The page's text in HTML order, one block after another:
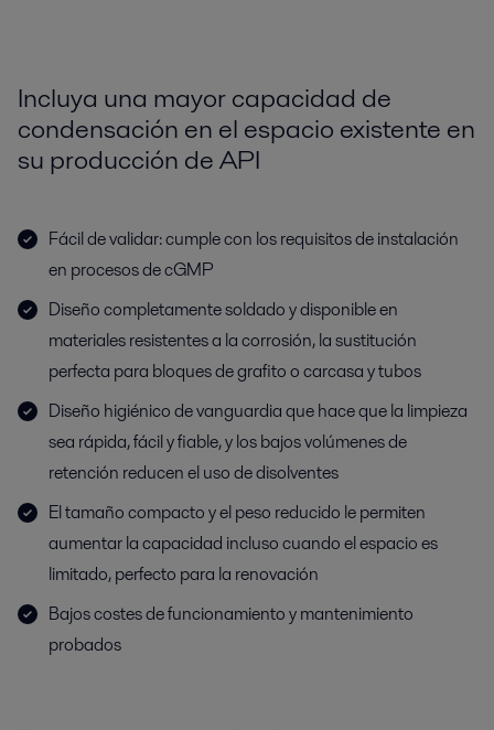
Incluya una mayor capacidad de
condensación en el espacio existente en
su producción de API
Fácil de validar: cumple con los requisitos de instalación
en procesos de cGMP
Diseño completamente soldado y disponible en
materiales resistentes a la corrosión, la sustitución
perfecta para bloques de grafito o carcasa y tubos
Diseño higiénico de vanguardia que hace que la limpieza
sea rápida, fácil y fiable, y los bajos volúmenes de
retención reducen el uso de disolventes
El tamaño compacto y el peso reducido le permiten
aumentar la capacidad incluso cuando el espacio es
limitado, perfecto para la renovación
Bajos costes de funcionamiento y mantenimiento
probados